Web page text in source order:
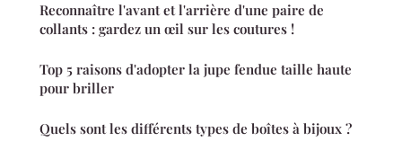
Reconnaître l'avant et l'arrière d'une paire de
collants : gardez un œil sur les coutures !
Top 5 raisons d'adopter la jupe fendue taille haute
pour briller
Quels sont les différents types de boîtes à bijoux ?